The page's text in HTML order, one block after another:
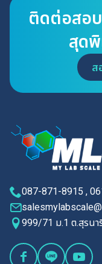
Search
for:
ติดต่อสอบ
สุด
ส
087-871-8915 ,
999/71 ม.1 ต.สุรนา